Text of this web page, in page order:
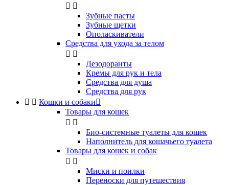
 
Зубные пасты
Зубные щетки
Ополаскиватели
Средства для ухода за телом
 
Дезодоранты
Кремы для рук и тела
Средства для душа
Средства для рук
  Кошки и собаки
Товары для кошек
 
Био-системные туалеты для кошек
Наполнитель для кошачьего туалета
Товары для кошек и собак
 
Миски и поилки
Переноски для путешествия